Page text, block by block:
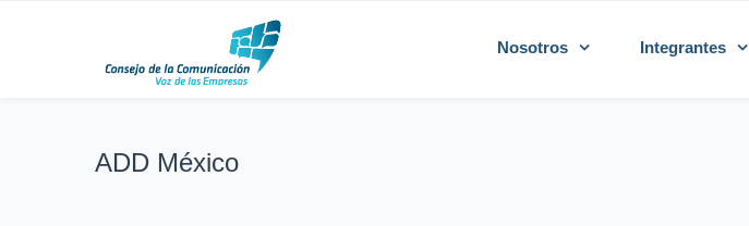
Nosotros Integrantes
ADD México